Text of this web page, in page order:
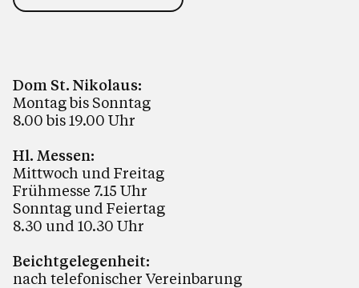
Dom St. Nikolaus:
Montag bis Sonntag
8.00 bis 19.00 Uhr
Hl. Messen:
Mittwoch und Freitag
Frühmesse 7.15 Uhr
Sonntag und Feiertag
8.30 und 10.30 Uhr
Beichtgelegenheit:
nach telefonischer Vereinbarung